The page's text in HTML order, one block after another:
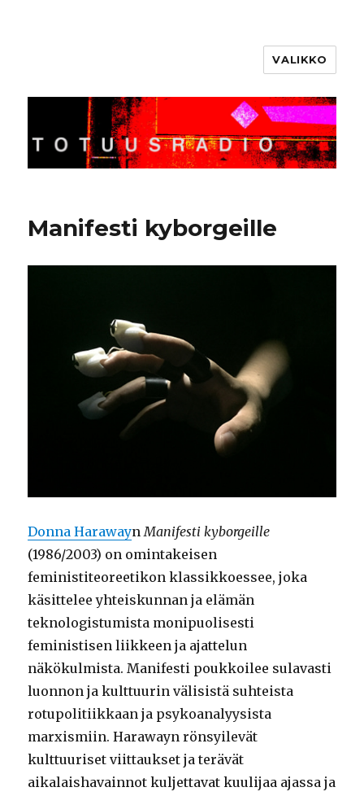
VALIKKO
Manifesti kyborgeille
Donna Harawayn Manifesti kyborgeille
(1986/2003) on omintakeisen
feministiteoreetikon klassikkoessee, joka
käsittelee yhteiskunnan ja elämän
teknologistumista monipuolisesti
feministisen liikkeen ja ajattelun
näkökulmista. Manifesti poukkoilee sulavasti
luonnon ja kulttuurin välisistä suhteista
rotupolitiikkaan ja psykoanalyysista
marxismiin. Harawayn rönsyilevät
kulttuuriset viittaukset ja terävät
aikalaishavainnot kuljettavat kuulijaa ajassa ja